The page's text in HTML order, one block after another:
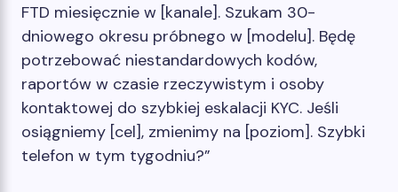
FTD miesięcznie w [kanale]. Szukam 30-
dniowego okresu próbnego w [modelu]. Będę
potrzebować niestandardowych kodów,
raportów w czasie rzeczywistym i osoby
kontaktowej do szybkiej eskalacji KYC. Jeśli
osiągniemy [cel], zmienimy na [poziom]. Szybki
telefon w tym tygodniu?”